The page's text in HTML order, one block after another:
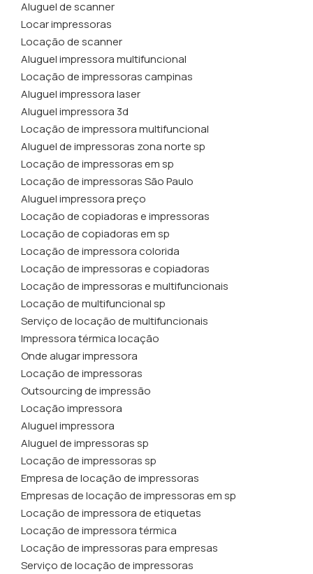
Aluguel de scanner
Locar impressoras
Locação de scanner
Aluguel impressora multifuncional
Locação de impressoras campinas
Aluguel impressora laser
Aluguel impressora 3d
Locação de impressora multifuncional
Aluguel de impressoras zona norte sp
Locação de impressoras em sp
Locação de impressoras São Paulo
Aluguel impressora preço
Locação de copiadoras e impressoras
Locação de copiadoras em sp
Locação de impressora colorida
Locação de impressoras e copiadoras
Locação de impressoras e multifuncionais
Locação de multifuncional sp
Serviço de locação de multifuncionais
Impressora térmica locação
Onde alugar impressora
Locação de impressoras
Outsourcing de impressão
Locação impressora
Aluguel impressora
Aluguel de impressoras sp
Locação de impressoras sp
Empresa de locação de impressoras
Empresas de locação de impressoras em sp
Locação de impressora de etiquetas
Locação de impressora térmica
Locação de impressoras para empresas
Serviço de locação de impressoras